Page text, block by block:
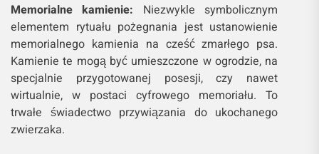
Memorialne kamienie: Niezwykle symbolicznym
elementem rytuału pożegnania jest ustanowienie
memorialnego kamienia na cześć zmarłego psa.
Kamienie te mogą być umieszczone w ogrodzie, na
specjalnie przygotowanej posesji, czy nawet
wirtualnie, w postaci cyfrowego memoriału. To
trwałe świadectwo przywiązania do ukochanego
zwierzaka.